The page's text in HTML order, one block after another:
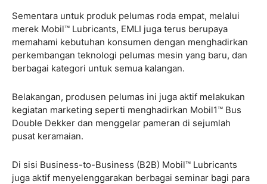
Sementara untuk produk pelumas roda empat, melalui
merek Mobil™ Lubricants, EMLI juga terus berupaya
memahami kebutuhan konsumen dengan menghadirkan
perkembangan teknologi pelumas mesin yang baru, dan
berbagai kategori untuk semua kalangan.
Belakangan, produsen pelumas ini juga aktif melakukan
kegiatan marketing seperti menghadirkan Mobil1™ Bus
Double Dekker dan menggelar pameran di sejumlah
pusat keramaian.
Di sisi Business-to-Business (B2B) Mobil™ Lubricants
juga aktif menyelenggarakan berbagai seminar bagi para